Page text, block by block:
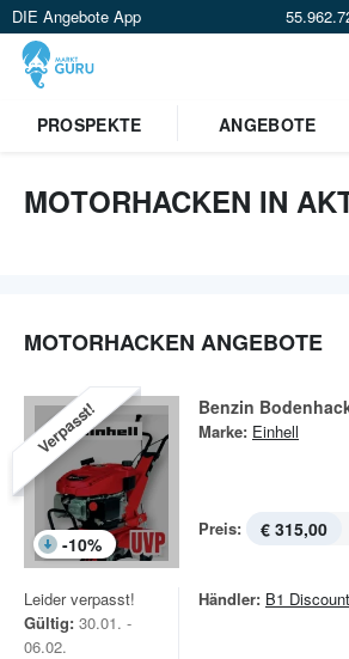
DIE Angebote App
PROSPEKTE
ANGEBOTE
MOTORHACKEN IN
MOTORHACKEN ANGEBOTE
Verpasst!
-10%
Benzin
Marke: Einhell
Preis: € 315,00
Leider verpasst!
Gültig: 30.01. -
06.02.
Händler: B1